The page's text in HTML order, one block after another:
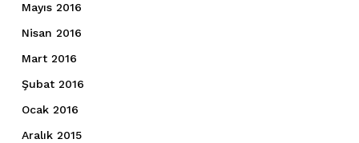
Mayıs 2016
Nisan 2016
Mart 2016
Şubat 2016
Ocak 2016
Aralık 2015